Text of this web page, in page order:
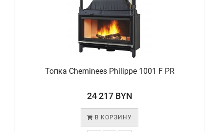
Топка Cheminees Philippe 1001 F PR
24 217 BYN
В КОРЗИНУ